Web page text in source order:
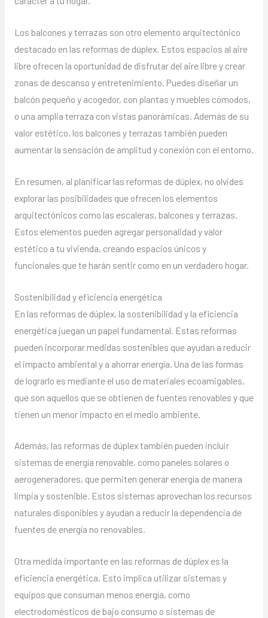
Los balcones y terrazas son otro elemento arquitectónico
destacado en las reformas de dúplex. Estos espacios al aire
libre ofrecen la oportunidad de disfrutar del aire libre y crear
zonas de descanso y entretenimiento. Puedes diseñar un
balcón pequeño y acogedor, con plantas y muebles cómodos,
o una amplia terraza con vistas panorámicas. Además de su
valor estético, los balcones y terrazas también pueden
aumentar la sensación de amplitud y conexión con el entorno.
En resumen, al planificar las reformas de dúplex, no olvides
explorar las posibilidades que ofrecen los elementos
arquitectónicos como las escaleras, balcones y terrazas.
Estos elementos pueden agregar personalidad y valor
estético a tu vivienda, creando espacios únicos y
funcionales que te harán sentir como en un verdadero hogar.
Sostenibilidad y eficiencia energética
En las reformas de dúplex, la sostenibilidad y la eficiencia
energética juegan un papel fundamental. Estas reformas
pueden incorporar medidas sostenibles que ayudan a reducir
el impacto ambiental y a ahorrar energía. Una de las formas
de lograrlo es mediante el uso de materiales ecoamigables,
que son aquellos que se obtienen de fuentes renovables y que
tienen un menor impacto en el medio ambiente.
Además, las reformas de dúplex también pueden incluir
sistemas de energía renovable, como paneles solares o
aerogeneradores, que permiten generar energía de manera
limpia y sostenible. Estos sistemas aprovechan los recursos
naturales disponibles y ayudan a reducir la dependencia de
fuentes de energía no renovables.
Otra medida importante en las reformas de dúplex es la
eficiencia energética. Esto implica utilizar sistemas y
equipos que consuman menos energía, como
electrodomésticos de bajo consumo o sistemas de